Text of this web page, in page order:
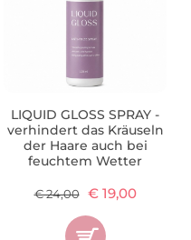
LIQUID GLOSS SPRAY -
verhindert das Kräuseln
der Haare auch bei
feuchtem Wetter
€ 24,00 € 19,00